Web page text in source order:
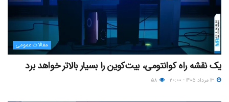
مقالات عمومی
یک نقشه راه کوانتومی، بیت‌کوین را بسیار بالاتر خواهد برد